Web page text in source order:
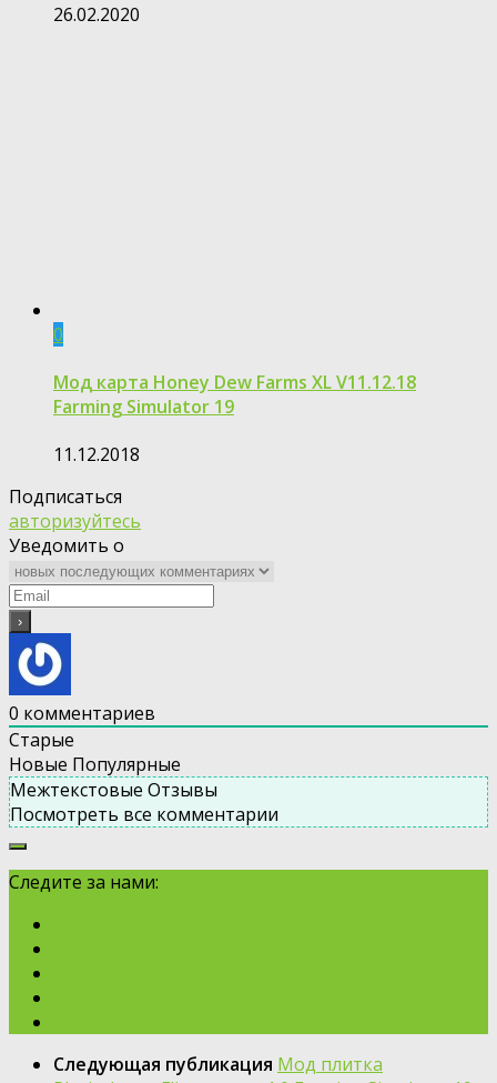
26.02.2020
0
Мод карта Honey Dew Farms XL V11.12.18
Farming Simulator 19
11.12.2018
Подписаться
авторизуйтесь
Уведомить о
0 комментариев
Старые
Новые Популярные
Межтекстовые Отзывы
Посмотреть все комментарии
Следите за нами:
Следующая публикация Moд плитка